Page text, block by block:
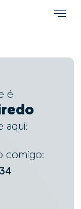
é
aqui:
comigo: